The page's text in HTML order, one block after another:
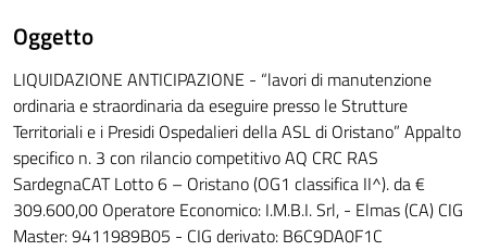
Oggetto
LIQUIDAZIONE ANTICIPAZIONE - “lavori di manutenzione
ordinaria e straordinaria da eseguire presso le Strutture
Territoriali e i Presidi Ospedalieri della ASL di Oristano” Appalto
specifico n. 3 con rilancio competitivo AQ CRC RAS
SardegnaCAT Lotto 6 – Oristano (OG1 classifica II^). da €
309.600,00 Operatore Economico: I.M.B.I. Srl, - Elmas (CA) CIG
Master: 9411989B05 - CIG derivato: B6C9DA0F1C